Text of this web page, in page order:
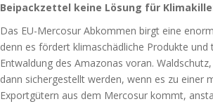
Beipackzettel keine Lösung für
Das EU-Mercosur Abkommen birgt eine
denn es fördert klimaschädliche Produkte
Entwaldung des Amazonas voran.
dann sichergestellt werden, wenn es zu einer
Exportgütern aus dem Mercosur kommt,